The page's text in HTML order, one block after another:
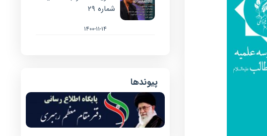
شماره ۲۹
۱۴۰۰-۱۱-۱۴
پیوندها